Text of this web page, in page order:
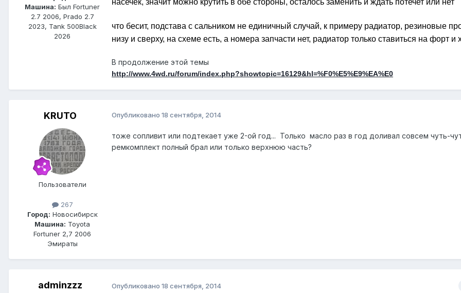
Машина: Был Fortuner
2.7 2006, Prado 2.7
2023, Tank 500Black
2026
насечек, значит можно крутить в обе стороны, осталось заменить и ждать потечет или нет
что бесит, подстава с сальником не единичный случай, к примеру радиатор, резиновые
низу и сверху, на схеме есть, а номера запчасти нет, радиатор только ставиться на форт и
В продолжение этой темы
http://www.4wd.ru/forum/index.php?showtopic=16129&hl=%F0%E5%E9%EA%E0
KRUTO
Пользователи
267
Город: Новосибирск
Машина: Toyota
Fortuner 2,7 2006
Эмираты
Опубликовано 18 сентября, 2014
тоже сопливит или подтекает уже 2-ой год... Только масло раз в год доливал совсем чуть-
ремкомплект полный брал или только верхнюю часть?
adminzzz Опубликовано 18 сентября, 2014